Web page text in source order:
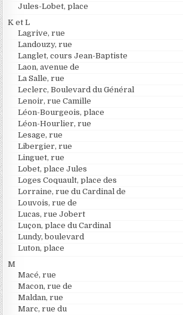
Jules-Lobet, place
K et L
Lagrive, rue
Landouzy, rue
Langlet, cours Jean-Baptiste
Laon, avenue de
La Salle, rue
Leclerc, Boulevard du Général
Lenoir, rue Camille
Léon-Bourgeois, place
Léon-Hourlier, rue
Lesage, rue
Libergier, rue
Linguet, rue
Lobet, place Jules
Loges Coquault, place des
Lorraine, rue du Cardinal de
Louvois, rue de
Lucas, rue Jobert
Luçon, place du Cardinal
Lundy, boulevard
Luton, place
M
Macé, rue
Macon, rue de
Maldan, rue
Marc, rue du